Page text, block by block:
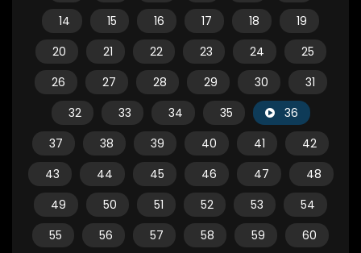
14
15 16 17 18
19
20
21 22 23 24
25
26
27 28 29 30
31
32
33 34 35
36
37
38 39 40 41
42
43
44 45 46 47
48
49
50 51 52 53
54
55
56 57 58 59
60